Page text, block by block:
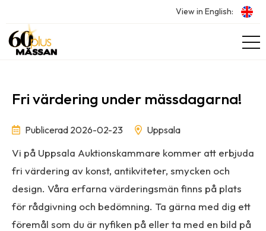
View in English:
Fri värdering under mässdagarna!
Publicerad 2026-02-23 Uppsala
Vi på Uppsala Auktionskammare kommer att erbjuda
fri värdering av konst, antikviteter, smycken och
design. Våra erfarna värderingsmän finns på plats
för rådgivning och bedömning. Ta gärna med dig ett
föremål som du är nyfiken på eller ta med en bild på